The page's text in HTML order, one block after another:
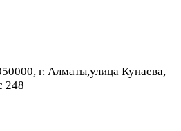
г. Алматы,улица Кунаева,
248